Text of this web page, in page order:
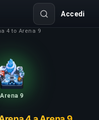
Accedi
4 to Arena 9
Arena 9